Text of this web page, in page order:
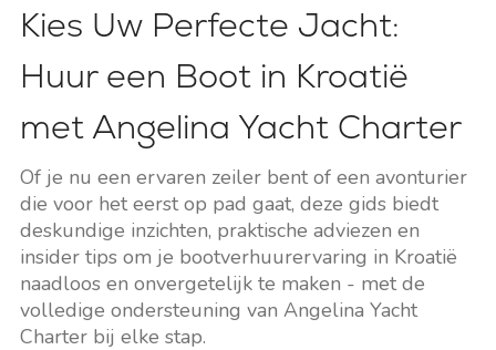
Kies Uw Perfecte Jacht:
Huur een Boot in Kroatië
met Angelina Yacht Charter
Of je nu een ervaren zeiler bent of een avonturier
die voor het eerst op pad gaat, deze gids biedt
deskundige inzichten, praktische adviezen en
insider tips om je bootverhuurervaring in Kroatië
naadloos en onvergetelijk te maken - met de
volledige ondersteuning van Angelina Yacht
Charter bij elke stap.